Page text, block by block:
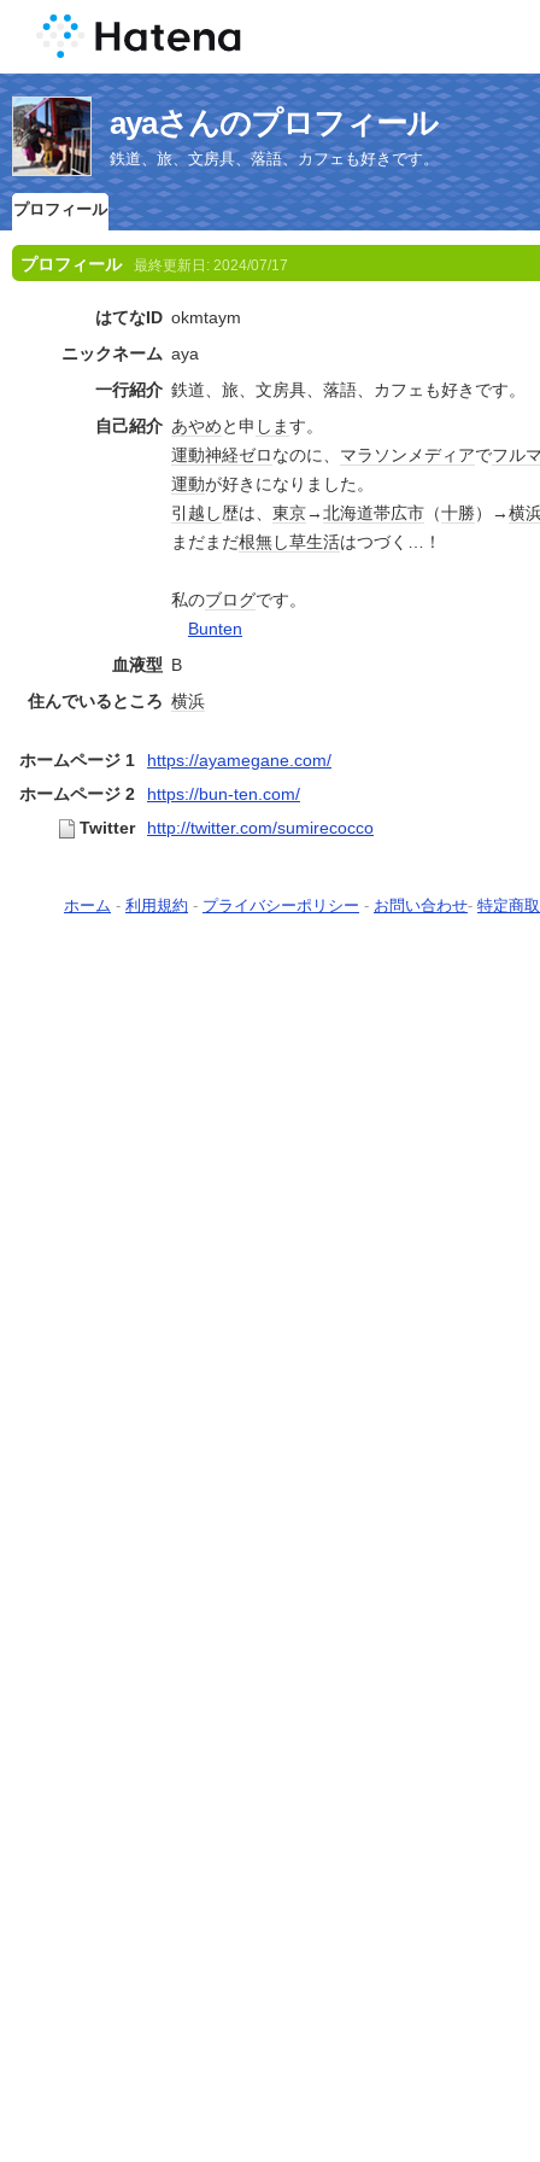
ayaさんのプロフィール
鉄道、旅、文房具、落語、カフェも好きです。
プロフィール
プロフィール 最終更新日: 2024/07/17
はてなID okmtaym
ニックネーム aya
一行紹介 鉄道、旅、文房具、落語、カフェも好きです。
自己紹介 あやめと申 します。
運動神経ゼロなのに、 マラソンメディアでフル
運動が好きになりました。
引越し歴は、 東京→北海道帯広市 （十勝）→横
まだまだ根無し草生活はつづく…！
私のブログです。
Bunten
血液型 B
住んでいるところ 横浜
ホームページ 1
https://ayamegane.com/
ホームページ 2
https://bun-ten.com/
Twitter
http://twitter.com/sumirecocco
ホーム - 利用規約 - プライバシーポリシー - お問い合わせ- 特定商